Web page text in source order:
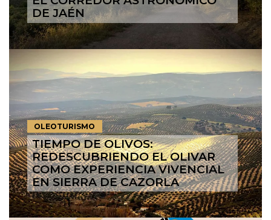
DE JAÉN
OLEOTURISMO
TIEMPO DE OLIVOS:
REDESCUBRIENDO EL OLIVAR
COMO EXPERIENCIA VIVENCIAL
EN SIERRA DE CAZORLA